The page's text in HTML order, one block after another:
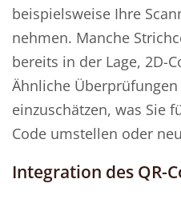
beispielsweise Ihre
nehmen. Manche
bereits in der Lage, 2D-
Ähnliche
einzuschätzen, was Sie
Code umstellen oder
Integration des QR-